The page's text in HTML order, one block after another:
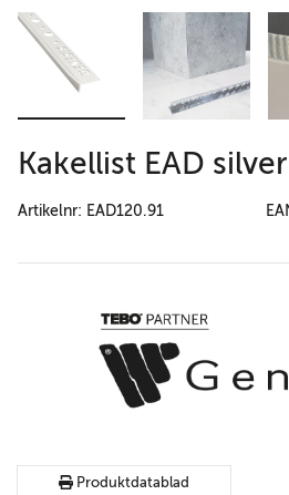
Kakellist EAD
Artikelnr: EAD120.91
Produktdatablad